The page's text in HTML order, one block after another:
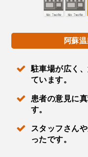
阿蘇
駐車場が広く
ています。
患者の意見に
す。
スタッフさん
ったです。